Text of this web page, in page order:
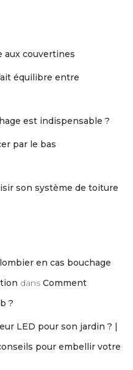
aux couvertines
équilibre entre
est indispensable ?
par le bas
son système de toiture
en cas bouchage
dans Comment
?
LED pour son jardin ? |
pour embellir votre